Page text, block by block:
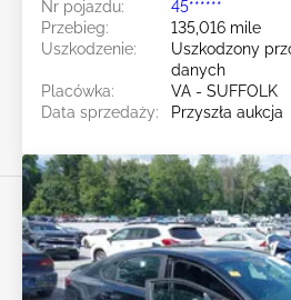
Nr pojazdu:
45******
Przebieg:
135,016 mile
Uszkodzenie:
Uszkodzony
danych
Placówka:
VA - SUFFOLK
Data sprzedaży:
Przyszła aukcja